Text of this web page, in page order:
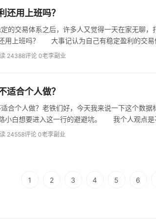
还用上班吗？
的交易体系之后，许多人又觉得一天在家无聊，
当自己交易稳定盈利还用上班吗？ 大事记认为自己
24388评论 0老李副业
适合个人做？
合个人做？老铁们好，今天我来说一下这个数据
能挣钱吗？再次给各路小白想
24558评论 0老李副业
1 2 3 4 5 6